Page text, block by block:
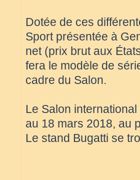
Dotée de ces
Sport présentée à
net (prix brut aux
fera le modèle de
cadre du Salon.
Le Salon
au 18 mars 2018, au
Le stand Bugatti se